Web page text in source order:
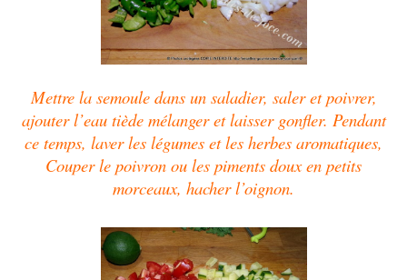
Mettre la semoule dans un saladier, saler et poivrer,
ajouter l’eau tiède mélanger et laisser gonfler. Pendant
ce temps, laver les légumes et les herbes aromatiques,
Couper le poivron ou les piments doux en petits
morceaux, hacher l’oignon.